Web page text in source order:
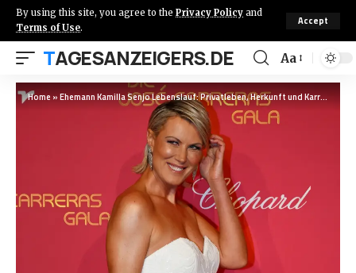
By using this site, you agree to the Privacy Policy and
Terms of Use.
Accept
TAGESANZEIGERS.DE Aa
Home»Ehemann Kamilla Senjo Lebenslauf: Privatleben, Herkunft und Karriere